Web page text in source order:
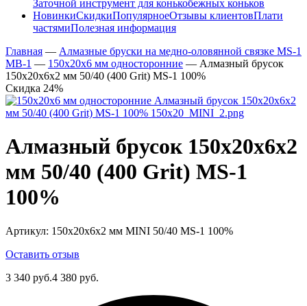
Заточной инструмент для конькобежных коньков
НовинкиСкидкиПопулярноеОтзывы клиентовПлати
частямиПолезная информация
Главная — Алмазные бруски на медно-оловянной связке MS-1
MB-1 — 150х20х6 мм односторонние — Алмазный брусок
150х20х6х2 мм 50/40 (400 Grit) MS-1 100%
Скидка 24%
Алмазный брусок 150х20х6х2
мм 50/40 (400 Grit) MS-1
100%
Артикул: 150х20х6х2 мм MINI 50/40 MS-1 100%
Оставить отзыв
3 340 руб.4 380 руб.